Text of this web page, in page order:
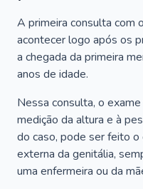
A primeira consulta com
acontecer logo após os
a chegada da primeira
anos de idade.
Nessa consulta, o
medição da altura e à
do caso, pode ser feito
externa da genitália,
uma enfermeira ou da